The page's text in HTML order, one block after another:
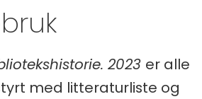
2023 er alle
med litteraturliste og